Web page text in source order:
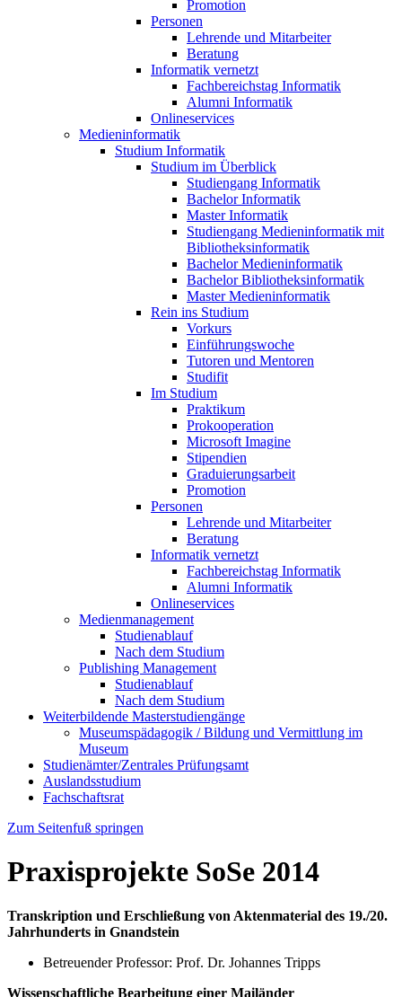
Promotion
Personen
Lehrende und Mitarbeiter
Beratung
Informatik vernetzt
Fachbereichstag Informatik
Alumni Informatik
Onlineservices
Medieninformatik
Studium Informatik
Studium im Überblick
Studiengang Informatik
Bachelor Informatik
Master Informatik
Studiengang Medieninformatik mit
Bibliotheksinformatik
Bachelor Medieninformatik
Bachelor Bibliotheksinformatik
Master Medieninformatik
Rein ins Studium
Vorkurs
Einführungswoche
Tutoren und Mentoren
Studifit
Im Studium
Praktikum
Prokooperation
Microsoft Imagine
Stipendien
Graduierungsarbeit
Promotion
Personen
Lehrende und Mitarbeiter
Beratung
Informatik vernetzt
Fachbereichstag Informatik
Alumni Informatik
Onlineservices
Medienmanagement
Studienablauf
Nach dem Studium
Publishing Management
Studienablauf
Nach dem Studium
Weiterbildende Masterstudiengänge
Museumspädagogik / Bildung und Vermittlung im
Museum
Studienämter/Zentrales Prüfungsamt
Auslandsstudium
Fachschaftsrat
Zum Seitenfuß springen
Praxisprojekte SoSe 2014
Transkription und Erschließung von Aktenmaterial des 19./20.
Jahrhunderts in Gnandstein
Betreuender Professor: Prof. Dr. Johannes Tripps
Wissenschaftliche Bearbeitung einer Mailänder